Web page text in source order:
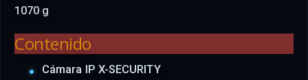
1070 g
Contenido
Cámara IP X-SECURITY